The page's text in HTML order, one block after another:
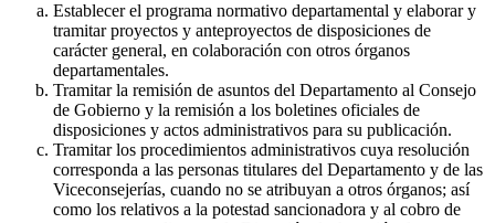
Establecer el programa normativo departamental y elaborar y
tramitar proyectos y anteproyectos de disposiciones de
carácter general, en colaboración con otros órganos
departamentales.
Tramitar la remisión de asuntos del Departamento al Consejo
de Gobierno y la remisión a los boletines oficiales de
disposiciones y actos administrativos para su publicación.
Tramitar los procedimientos administrativos cuya resolución
corresponda a las personas titulares del Departamento y de las
Viceconsejerías, cuando no se atribuyan a otros órganos; así
como los relativos a la potestad sancionadora y al cobro de